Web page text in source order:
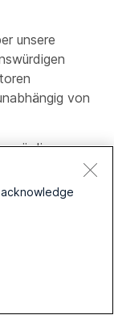
unsere
von
es sei denn